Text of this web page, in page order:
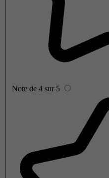
Note de 4 sur 5